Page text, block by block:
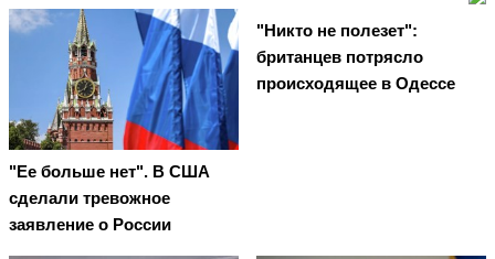
"Ее больше нет". В США
сделали тревожное
заявление о России
"Никто не полезет":
британцев потрясло
происходящее в Одессе